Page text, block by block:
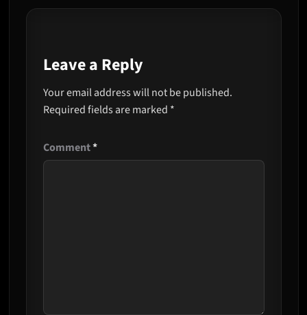
Leave a Reply
Your email address will not be published.
Required fields are marked *
Comment*